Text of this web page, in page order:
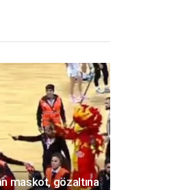
maskot, gözaltına